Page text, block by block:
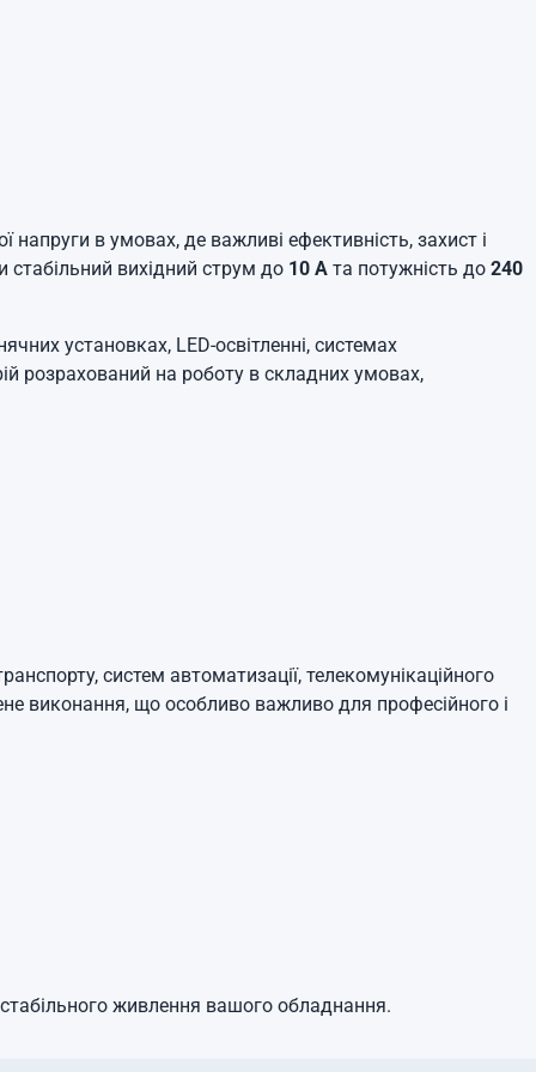
напруги в умовах, де важливі ефективність, захист і
стабільний вихідний струм до 10 А та потужність до 240
установках, LED-освітленні, системах
розрахований на роботу в складних умовах,
систем автоматизації, телекомунікаційного
виконання, що особливо важливо для професійного і
живлення вашого обладнання.